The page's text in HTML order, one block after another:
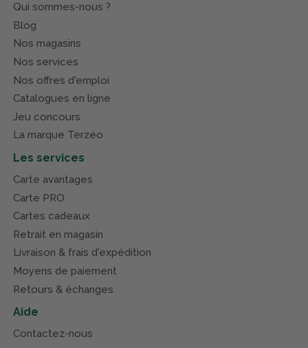
Qui sommes-nous ?
Blog
Nos magasins
Nos services
Nos offres d'emploi
Catalogues en ligne
Jeu concours
La marque Terzéo
Les services
Carte avantages
Carte PRO
Cartes cadeaux
Retrait en magasin
Livraison & frais d'expédition
Moyens de paiement
Retours & échanges
Aide
Contactez-nous